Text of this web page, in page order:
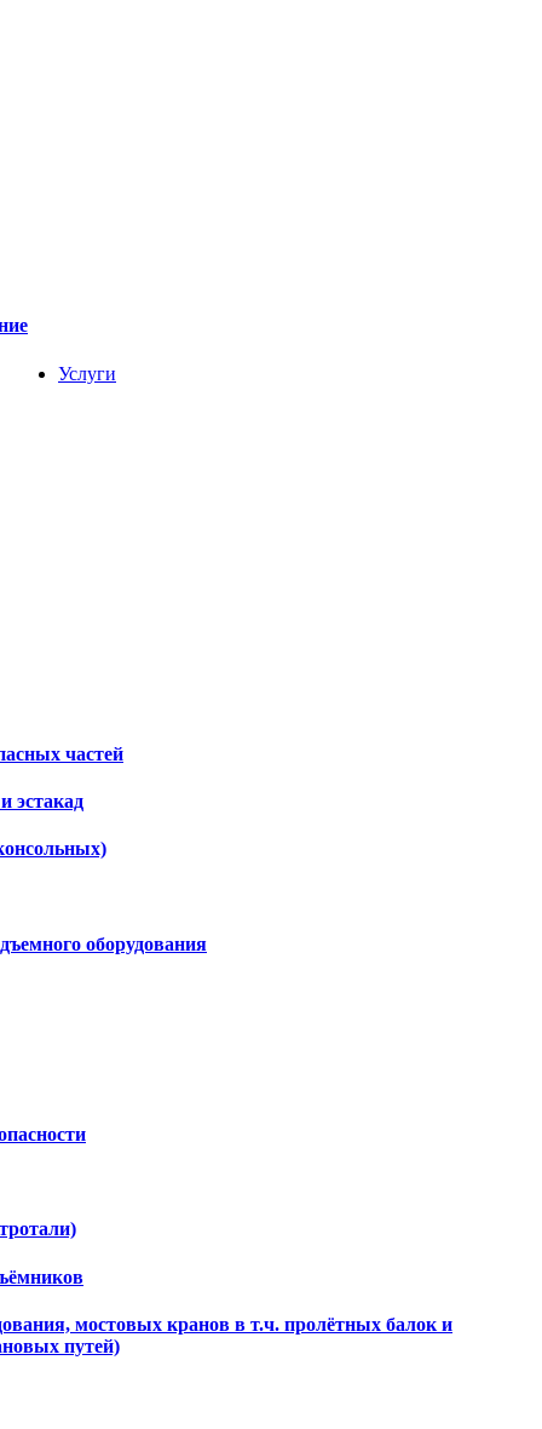
Услуги
частей
эстакад
оборудования
мостовых кранов в т.ч. пролётных балок и
путей)